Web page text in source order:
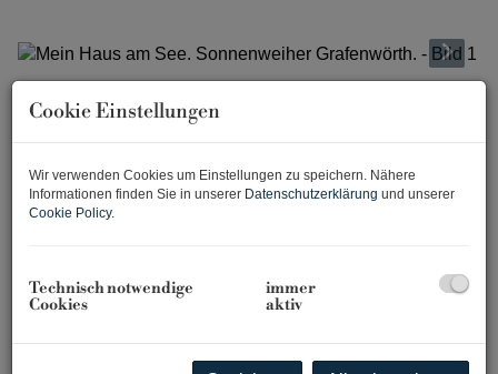
Beschreibung
Allgemeines
Sich den Traum vom Haus am See erfüllen und 365 Tage
Urlaubsfeeling genießen. Das ist möglich im
Wagram. Ein nachhaltiges, gut durchdachtes
Gesamtkonzept, erstklassige Architektur, hochwertige
Ausstattung und viel Grünraum fördern das besondere
Lebensgefühl am Sonnenweiher.Die Verkehrsanbindung
Cookie Einstellungen
Wir verwenden Cookies um Einstellungen zu speichern. Nähere
Informationen finden Sie in unserer Datenschutzerklärung und unserer
Cookie Policy.
Technisch notwendige
Cookies
immer
aktiv